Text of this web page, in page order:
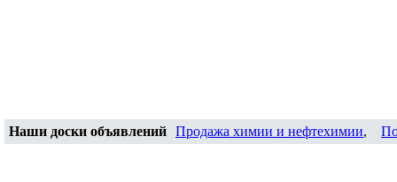
Наши доски объявлений Продажа химии и нефтехимии,